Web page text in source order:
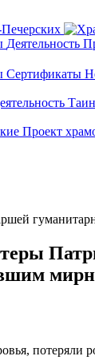
Деятельность
Сертификаты
Проект